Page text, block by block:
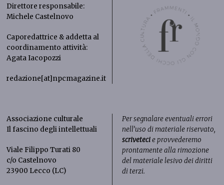
Direttore responsabile:
Michele Castelnovo
Caporedattrice & addetta al
coordinamento attività:
Agata Iacopozzi
redazione[at]npcmagazine.it
Associazione culturale
Il fascino degli intellettuali
Viale Filippo Turati 80
c/o Castelnovo
23900 Lecco (LC)
Per segnalare eventuali errori
nell’uso di materiale riservato,
scrivetecie provvederemo
prontamente alla rimozione
del materiale lesivo dei diritti
di terzi.